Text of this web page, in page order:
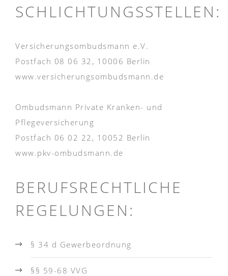
SCHLICHTUNGSSTELLEN:
Versicherungsombudsmann e.V.
Postfach 08 06 32, 10006 Berlin
www.versicherungsombudsmann.de
Ombudsmann Private Kranken- und
Pflegeversicherung
Postfach 06 02 22, 10052 Berlin
www.pkv-ombudsmann.de
BERUFSRECHTLICHE
REGELUNGEN:
§ 34 d Gewerbeordnung
§§ 59-68 VVG